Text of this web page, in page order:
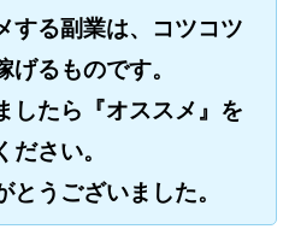
する副業は、コツコツ
げるものです。
したら『オススメ』を
ださい。
とうございました。
だけ!?)
検索